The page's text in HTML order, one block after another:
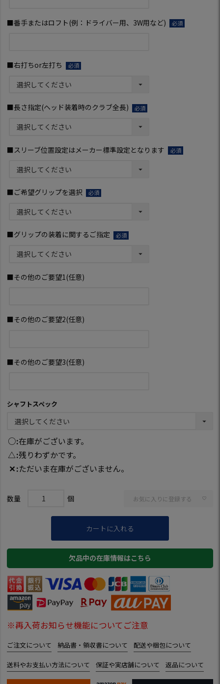
■番手またはロフト(例：ドライバー用、3W用など)
■右打ちor左打ち
須)
■長さ指定(ヘッド装着時のクラブ全長)
須)
■スリーブ位置設定はメーカー標準設定となります
■ご希望グリップを選択
■グリップの装着に関するご指定
■その他のご要望1(任意)
■その他のご要望2(任意)
■その他のご要望3(任意)
シャフトスペック
○ 在庫がございます。
△ 残りわずかです。
✕ ただいま在庫がございません。
お気に入りに登録する
カートに入れる
欠品中の在庫情報はこちら
※再入荷お知らせ機能についてご注意
ご注文について 納品書・領収書について 配送や梱包について
送料やお支払い方法について 保証や実店舗について 返品について